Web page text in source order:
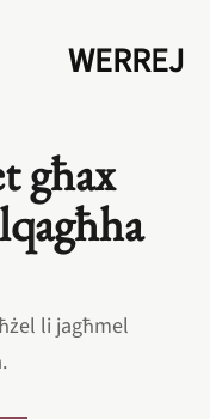
WERREJ
għax
li jagħmel